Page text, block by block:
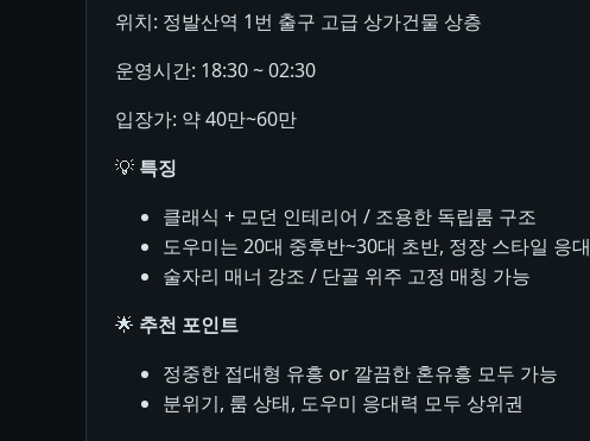
위치: 정발산역 1번 출구 고급 상가건물 상층
운영시간: 18:30 ~ 02:30
입장가: 약 40만~60만
💡 특징
클래식 + 모던 인테리어 / 조용한 독립룸 구조
도우미는 20대 중후반~30대 초반, 정장 스타일 응대
술자리 매너 강조 / 단골 위주 고정 매칭 가능
🌟 추천 포인트
정중한 접대형 유흥 or 깔끔한 혼유흥 모두 가능
분위기, 룸 상태, 도우미 응대력 모두 상위권